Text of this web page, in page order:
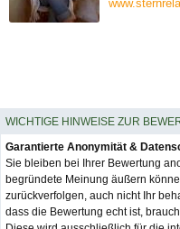
WICHTIGE HINWEISE ZUR
Garantierte Anonymität &
Sie bleiben bei Ihrer Bewertung
begründete Meinung äußern
zurückverfolgen, auch nicht Ihr
dass die Bewertung echt ist,